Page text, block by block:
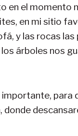
en el momento
en mi sitio
y las rocas
árboles nos
para
donde